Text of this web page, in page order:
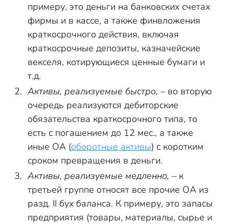
примеру, это деньги на банковских счетах
фирмы и в кассе, а также финвложения
краткосрочного действия, включая
краткосрочные депозиты, казначейские
векселя, котирующиеся ценные бумаги и
т.д.
Активы, реализуемые быстро, – во вторую
очередь реализуются дебиторские
обязательства краткосрочного типа, то
есть с погашением до 12 мес., а также
иные ОА (оборотные активы) с коротким
сроком превращения в деньги.
Активы, реализуемые медленно, – к
третьей группе относят все прочие ОА из
разд. II бух баланса. К примеру, это запасы
предприятия (товары, материалы, сырье и